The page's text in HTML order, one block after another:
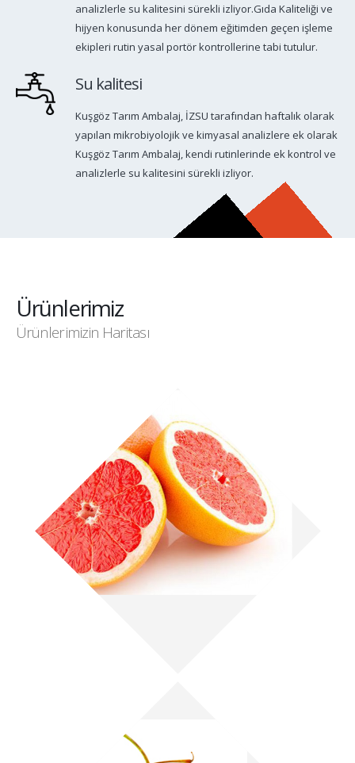
analizlerle su kalitesini sürekli izliyor.Gıda Kaliteliği ve
hijyen konusunda her dönem eğitimden geçen işleme
ekipleri rutin yasal portör kontrollerine tabi tutulur.
Su kalitesi
Kuşgöz Tarım Ambalaj, İZSU tarafından haftalık olarak
yapılan mikrobiyolojik ve kimyasal analizlere ek olarak
Kuşgöz Tarım Ambalaj, kendi rutinlerinde ek kontrol ve
analizlerle su kalitesini sürekli izliyor.
Ürünlerimiz
Ürünlerimizin Haritası